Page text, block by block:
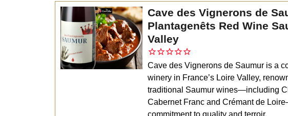
Cave des Vignerons de
Plantagenêts Red Wine
Valley
Cave des Vignerons de Saumur is a
winery in France’s Loire Valley,
traditional Saumur wines—including
Cabernet Franc and Crémant de
commitment to quality and terroir.